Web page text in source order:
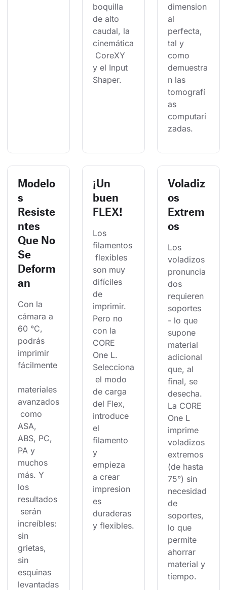
boquilla
de alto
caudal, la
cinemática
CoreXY
y el Input
Shaper.
dimension
al
perfecta,
tal y
como
demuestra
n las
tomografí
as
computari
zadas.
Modelo
s
Resiste
ntes
Que No
Se
Deform
an
Con la
cámara a
60 °C,
podrás
imprimir
fácilmente
materiales
avanzados
como
ASA,
ABS, PC,
PA y
muchos
más. Y
los
resultados
serán
increíbles:
sin
grietas,
sin
esquinas
levantadas
¡Un
buen
FLEX!
Los
filamentos
flexibles
son muy
difíciles
de
imprimir.
Pero no
con la
CORE
One L.
Selecciona
el modo
de carga
del Flex,
introduce
el
filamento
y
empieza
a crear
impresion
es
duraderas
y flexibles.
Voladiz
os
Extrem
os
Los
voladizos
pronuncia
dos
requieren
soportes
- lo que
supone
material
adicional
que, al
final, se
desecha.
La CORE
One L
imprime
voladizos
extremos
(de hasta
75°) sin
necesidad
de
soportes,
lo que
permite
ahorrar
material y
tiempo.